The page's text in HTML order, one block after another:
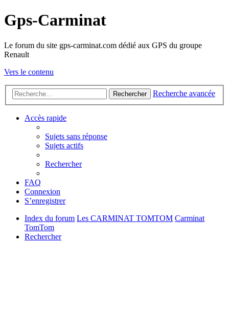
Gps-Carminat
Le forum du site gps-carminat.com dédié aux GPS du groupe
Renault
Vers le contenu
Rechercher Recherche avancée
Accès rapide
Sujets sans réponse
Sujets actifs
Rechercher
FAQ
Connexion
S’enregistrer
Index du forum Les CARMINAT TOMTOM Carminat
TomTom
Rechercher